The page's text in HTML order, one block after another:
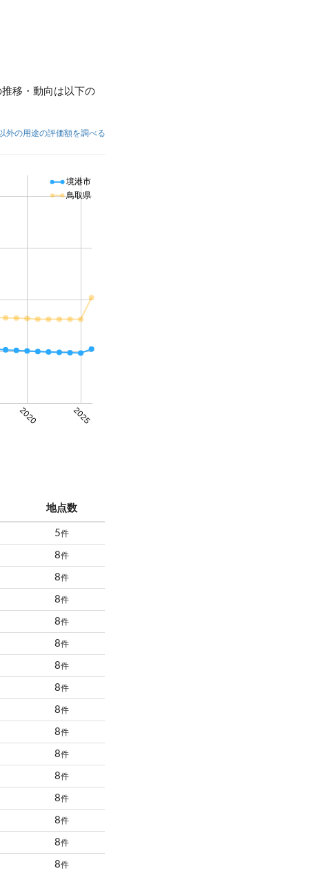
移・動向は以下の
外の用途の評価額を調べる
2020 2025
境港市
鳥取県
地点数
5件
8件
8件
8件
8件
8件
8件
8件
8件
8件
8件
8件
8件
8件
8件
8件